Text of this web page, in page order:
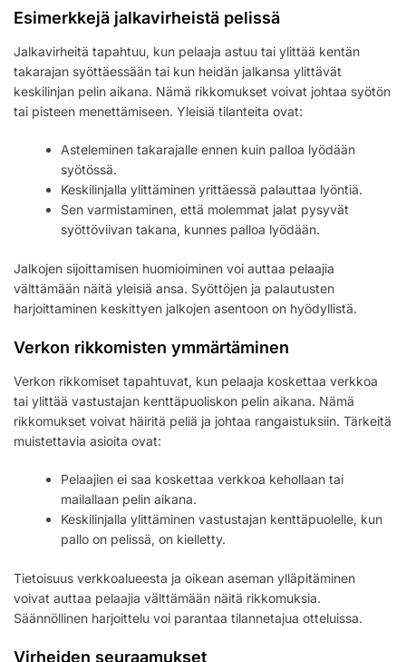
Esimerkkejä jalkavirheistä pelissä
Jalkavirheitä tapahtuu, kun pelaaja astuu tai ylittää kentän
takarajan syöttäessään tai kun heidän jalkansa ylittävät
keskilinjan pelin aikana. Nämä rikkomukset voivat johtaa syötön
tai pisteen menettämiseen. Yleisiä tilanteita ovat:
Asteleminen takarajalle ennen kuin palloa lyödään
syötössä.
Keskilinjalla ylittäminen yrittäessä palauttaa lyöntiä.
Sen varmistaminen, että molemmat jalat pysyvät
syöttöviivan takana, kunnes palloa lyödään.
Jalkojen sijoittamisen huomioiminen voi auttaa pelaajia
välttämään näitä yleisiä ansa. Syöttöjen ja palautusten
harjoittaminen keskittyen jalkojen asentoon on hyödyllistä.
Verkon rikkomisten ymmärtäminen
Verkon rikkomiset tapahtuvat, kun pelaaja koskettaa verkkoa
tai ylittää vastustajan kenttäpuoliskon pelin aikana. Nämä
rikkomukset voivat häiritä peliä ja johtaa rangaistuksiin. Tärkeitä
muistettavia asioita ovat:
Pelaajien ei saa koskettaa verkkoa kehollaan tai
mailallaan pelin aikana.
Keskilinjalla ylittäminen vastustajan kenttäpuolelle, kun
pallo on pelissä, on kielletty.
Tietoisuus verkkoalueesta ja oikean aseman ylläpitäminen
voivat auttaa pelaajia välttämään näitä rikkomuksia.
Säännöllinen harjoittelu voi parantaa tilannetajua otteluissa.
Virheiden seuraamukset